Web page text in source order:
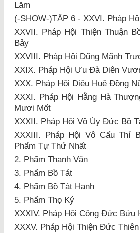
Lăm
(-SHOW-)TẬP 6 - XXVI. Pháp
XXVII. Pháp Hội Thiện Thuận
Bảy
XXVIII. Pháp Hội Dũng Mãnh
XXIX. Pháp Hội Ưu Đà Diên
XXX. Pháp Hội Diệu Huệ Đồng
XXXI. Pháp Hội Hằng Hà
Mươi Mốt
XXXII. Pháp Hội Vô Úy Đức Bồ
XXXIII. Pháp Hội Vô Cấu Thí
Phẩm Tự Thứ Nhất
2. Phẩm Thanh Văn
3. Phẩm Bồ Tát
4. Phẩm Bồ Tát Hạnh
5. Phẩm Thọ Ký
XXXIV. Pháp Hội Công Đức Bửu
XXXV. Pháp Hội Thiện Đức